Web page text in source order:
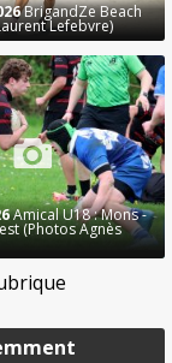
BrigandZe Beach
Lefebvre)
Amical U18 : Mons -
(Photos Agnès